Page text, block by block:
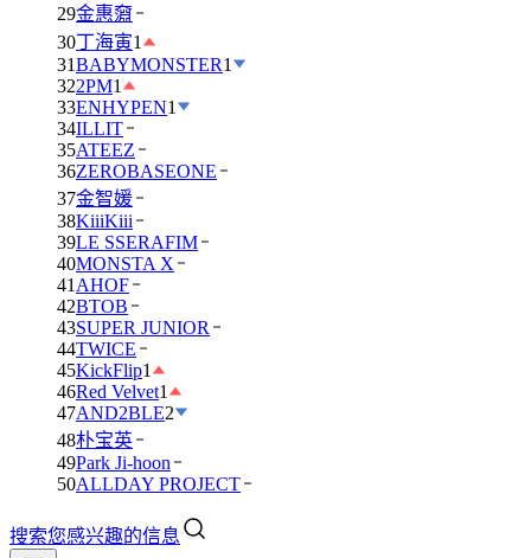
29金惠奫
30丁海寅1
31BABYMONSTER1
322PM1
33ENHYPEN1
34ILLIT
35ATEEZ
36ZEROBASEONE
37金智媛
38KiiiKiii
39LE SSERAFIM
40MONSTA X
41 AHOF
42BTOB
43SUPER JUNIOR
44TWICE
45KickFlip1
46Red Velvet1
47AND2BLE2
48朴宝英
49Park Ji-hoon
50ALLDAY PROJECT
搜索您感兴趣的信息